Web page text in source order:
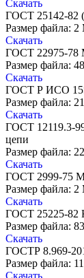
Скачать
ГОСТ 25142-
Размер файла: 2
Скачать
ГОСТ 22975-
Размер файла:
Скачать
ГОСТ Р ИСО
Размер файла:
Скачать
ГОСТ 12119.3-
цепи
Размер файла:
Скачать
ГОСТ 2999-75
Размер файла: 2
Скачать
ГОСТ 25225-
Размер файла:
Скачать
ГОСТР 8.969-
Размер файла: